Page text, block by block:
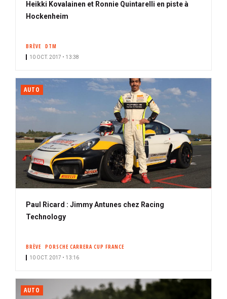
Heikki Kovalainen et Ronnie Quintarelli en piste à
Hockenheim
BRÈVE DTM
10 OCT. 2017 • 13:38
AUTO
Paul Ricard : Jimmy Antunes chez Racing
Technology
BRÈVE PORSCHE CARRERA CUP FRANCE
10 OCT. 2017 • 13:16
AUTO